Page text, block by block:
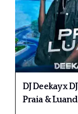
DJ Deekay x
Praia &